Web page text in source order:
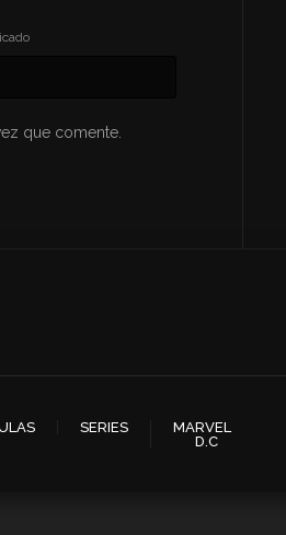
que comente.
SERIES
MARVEL
D.C